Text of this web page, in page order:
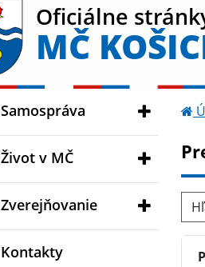
Oficiálne
MČ
Samospráva
Život v MČ
Zverejňovanie
Kontakty